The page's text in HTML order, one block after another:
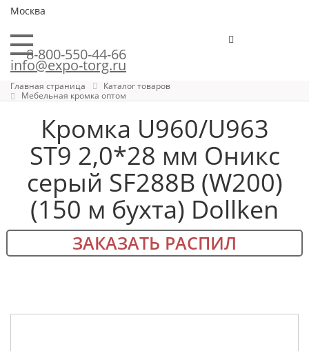
Москва
8-800-550-44-66
info@expo-torg.ru
Главная страница
Каталог товаров
Мебельная кромка оптом
Кромка U960/U963
ST9 2,0*28 мм Оникс
серый SF288B (W200)
(150 м бухта) Dollken
ЗАКАЗАТЬ РАСПИЛ